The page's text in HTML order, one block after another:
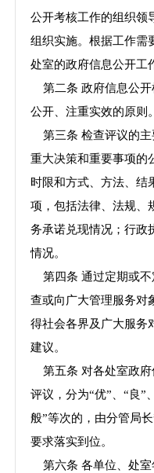
公开考核工作的组织领
组织实施。根据工作需
处室的政府信息公开工
第二条 政府信息公
公开、注重实效的原则。
第三条 检查评议的
重大决策和重要事项的
时限和方式、方法、结
项，包括法律、法规、
务承诺兑现情况；行政
情况。
第四条 通过定期或
查或向广大管理服务对
得社会各界及广大服务
建议。
第五条 对各处室政
评议，分为“优”、“良”
般”等次的，由分管局
要求落实到位。
第六条 各单位、处